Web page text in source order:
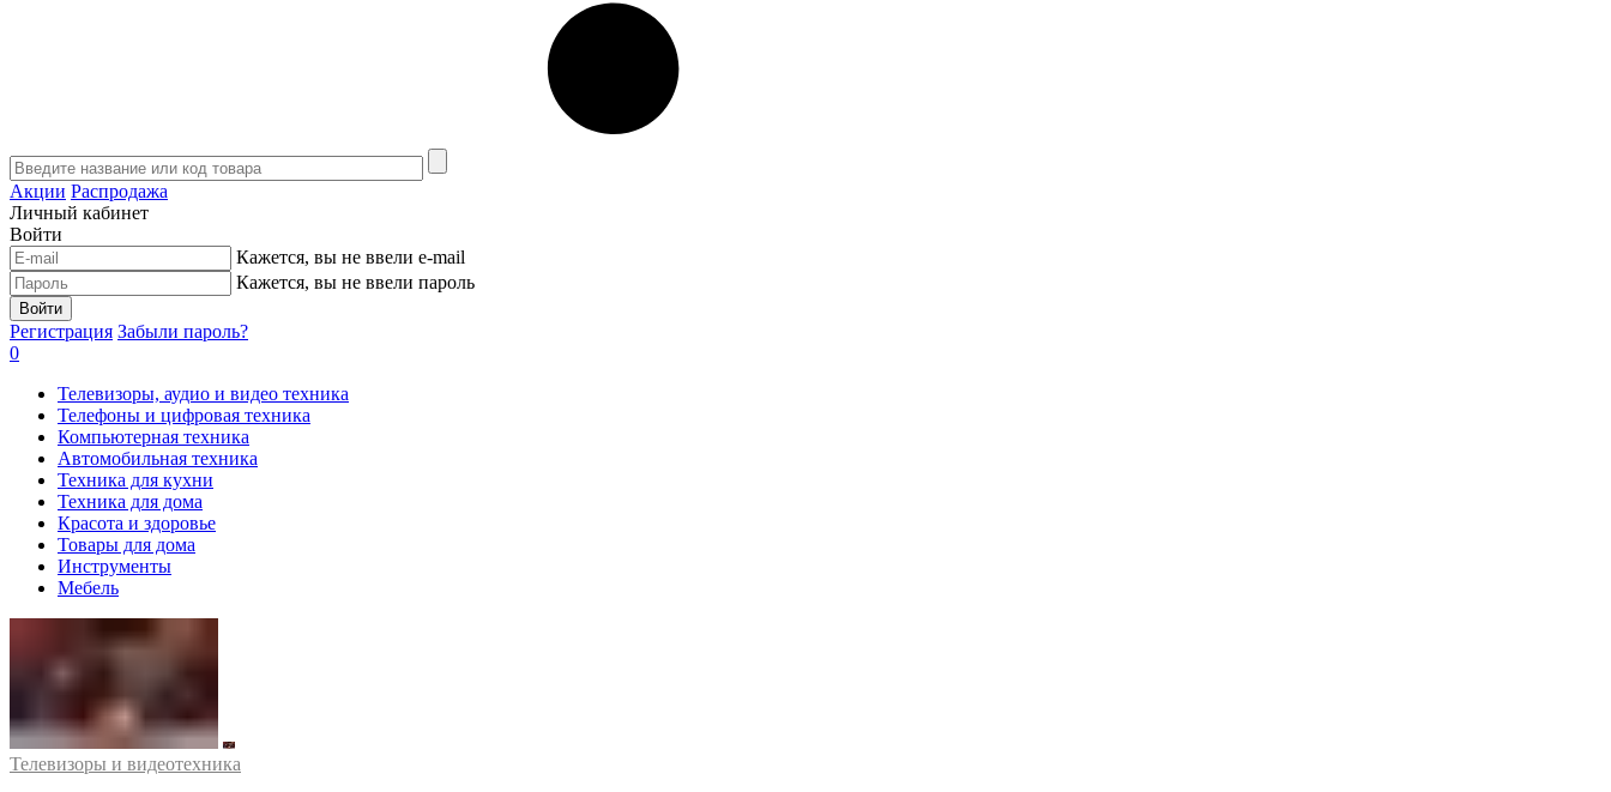
Акции Распродажа
Личный кабинет
Войти
Кажется, вы не ввели e-mail
Кажется, вы не ввели пароль
Войти
Регистрация Забыли пароль?
0
Телевизоры, аудио и видео техника
Телефоны и цифровая техника
Компьютерная техника
Автомобильная техника
Техника для кухни
Техника для дома
Красота и здоровье
Товары для дома
Инструменты
Мебель
Телевизоры и видеотехника